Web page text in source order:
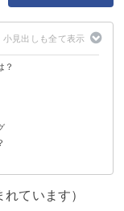
？
ています）